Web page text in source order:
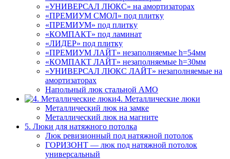
«УНИВЕРСАЛ ЛЮКС» на амортизаторах
«ПРЕМИУМ СМОЛ» под плитку
«ПРЕМИУМ» под плитку
«КОМПАКТ» под ламинат
«ЛИДЕР» под плитку
«ПРЕМИУМ ЛАЙТ» незаполняемые h=54мм
«КОМПАКТ ЛАЙТ» незаполняемые h=30мм
«УНИВЕРСАЛ ЛЮКС ЛАЙТ» незаполняемые на
амортизаторах
Напольный люк стальной АМО
4. Металлические люки
Металлический люк на замке
Металлический люк на магните
5. Люки для натяжного потолка
Люк ревизионный под натяжной потолок
ГОРИЗОНТ — люк под натяжной потолок
универсальный